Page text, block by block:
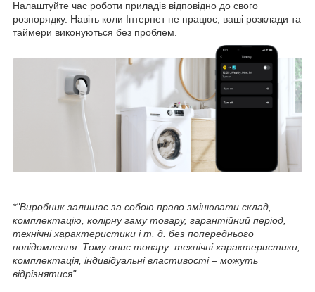
Налаштуйте час роботи приладів відповідно до свого
розпорядку. Навіть коли Інтернет не працює, ваші розклади та
таймери виконуються без проблем.
*"Виробник залишає за собою право змінювати склад,
комплектацію, колірну гаму товару, гарантійний період,
технічні характеристики і т. д. без попереднього
повідомлення. Тому опис товару: технічні характеристики,
комплектація, індивідуальні властивості – можуть
відрізнятися"